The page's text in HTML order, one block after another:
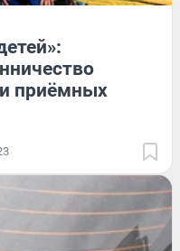
приёмных